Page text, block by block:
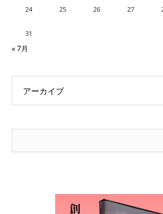
24 25 26 27
31
« 7月
アーカイブ